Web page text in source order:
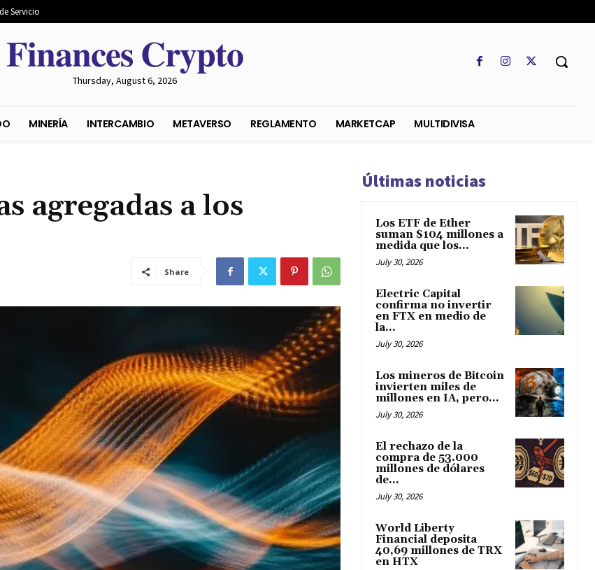
Servicio
𝐅𝐢𝐧𝐚𝐧𝐜𝐞𝐬 𝐂𝐫𝐲𝐩𝐭𝐨
Thursday, August 6, 2026
agregadas a los
Share
Últimas noticias
Los ETF de Ether
suman $104 millones a
medida que los...
July 30, 2026
Electric Capital
confirma no invertir
en FTX en medio de
la...
July 30, 2026
Los mineros de Bitcoin
invierten miles de
millones en IA, pero...
July 30, 2026
El rechazo de la
compra de 53.000
millones de dólares
de...
July 30, 2026
World Liberty
Financial deposita
40,69 millones de TRX
en HTX